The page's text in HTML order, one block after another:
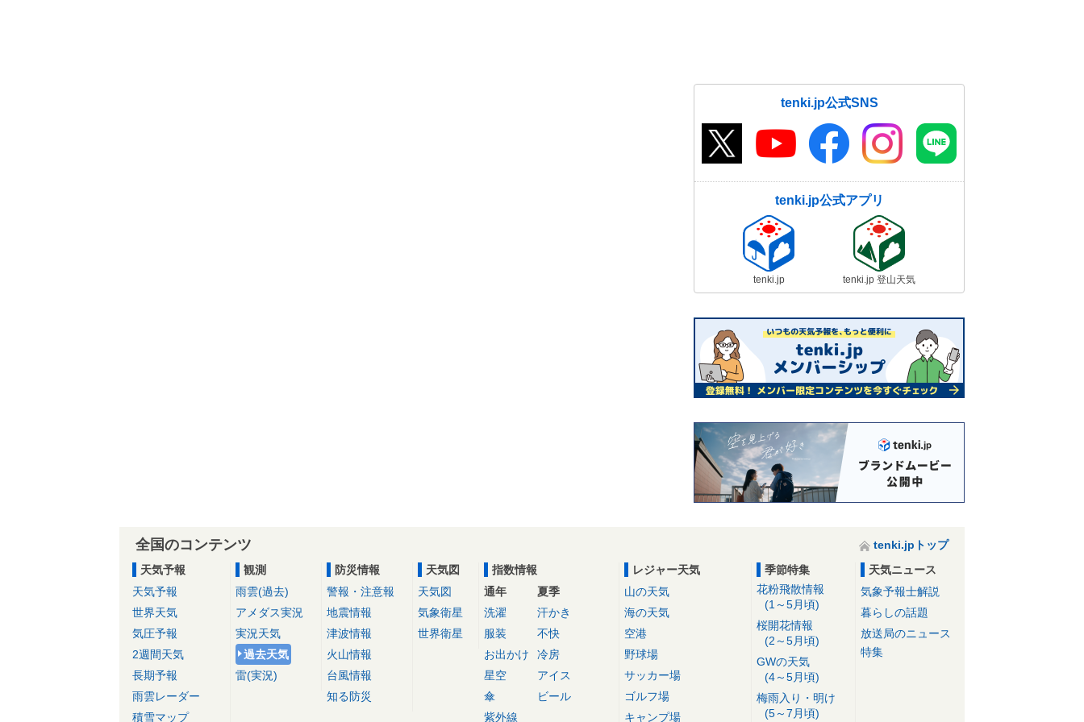
tenki.jp公式SNS
tenki.jp公式アプリ
tenki.jp tenki.jp 登山天気
全国のコンテンツ
tenki.jpトップ
天気予報
天気予報
世界天気
気圧予報
2週間天気
長期予報
雨雲レーダー
積雪マップ
観測
雨雲(過去)
アメダス実況
実況天気
過去天気
雷(実況)
防災情報
警報・注意報
地震情報
津波情報
火山情報
台風情報
知る防災
天気図
天気図
気象衛星
世界衛星
指数情報
通年
洗濯
服装
お出かけ
星空
傘
紫外線
夏季
汗かき
不快
冷房
アイス
ビール
レジャー天気
山の天気
海の天気
空港
野球場
サッカー場
ゴルフ場
キャンプ場
季節特集
花粉飛散情報
(1～5月頃)
桜開花情報
(2～5月頃)
GWの天気
(4～5月頃)
梅雨入り・明け
(5～7月頃)
天気ニュース
気象予報士解説
暮らしの話題
放送局のニュース
特集